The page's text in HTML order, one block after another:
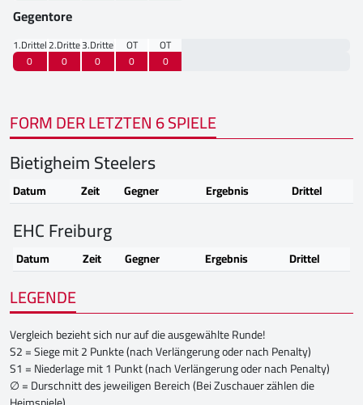
Gegentore
1.Drittel2.Drittel3.Drittel OT
OT
0
0 0 0 0
FORM DER LETZTEN 6 SPIELE
Bietigheim Steelers
Datum Zeit Gegner Ergebnis Drittel
EHC Freiburg
Datum Zeit Gegner Ergebnis Drittel
LEGENDE
Vergleich bezieht sich nur auf die ausgewählte Runde!
S2 = Siege mit 2 Punkte (nach Verlängerung oder nach Penalty)
S1 = Niederlage mit 1 Punkt (nach Verlängerung oder nach Penalty)
∅ = Durschnitt des jeweiligen Bereich (Bei Zuschauer zählen die